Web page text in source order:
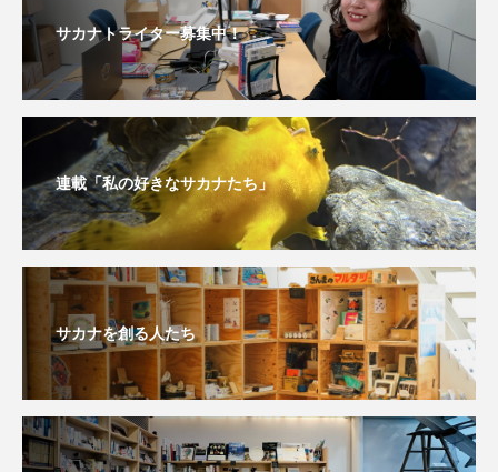
ホタルイカ ホッキガイ ホッケ
ホテイウオ ホネガイ ホホジロザメ
ホヤ ホンモロコ ポットベリーシーホース
マアジ マイクロプラスチック マグロ
マス マダイ マダコ マダラ
マテガイ ミカヅキノエボシ
ミナミギンガメアジ ミナミヌマエビ
ミナミハタンポ ミナミメダカ
ミンククジラ ムチカラマツ
サカナトライター募集中！
連載「私の好きなサカナたち」
サカナを創る人たち